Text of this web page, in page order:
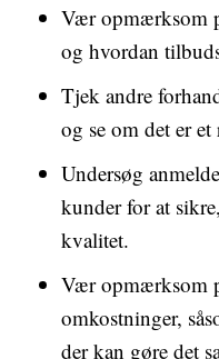
Vær opmærksom
og hvordan
Tjek andre
og se om det er
Undersøg
kunder for at
kvalitet.
Vær opmærksom
omkostninger,
der kan gøre det